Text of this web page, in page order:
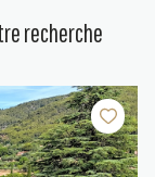
recherche